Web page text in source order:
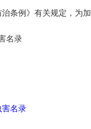
条例》有关规定，为
名录
害名录